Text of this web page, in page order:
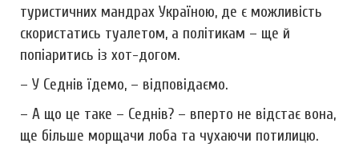
туристичних мандрах Україною, де є можливість
скористатись туалетом, а політикам – ще й
попіаритись із хот-догом.
– У Седнів їдемо, – відповідаємо.
– А що це таке – Седнів? – вперто не відстає вона,
ще більше морщачи лоба та чухаючи потилицю.